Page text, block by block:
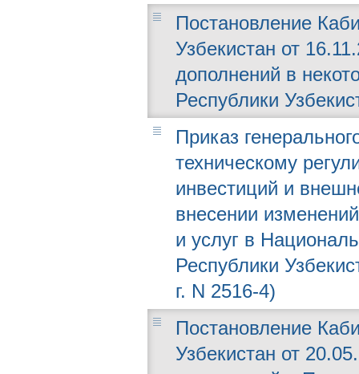
Постановление
Узбекистан от
дополнений в
Республики
Приказ
техническому
инвестиций и
внесении
и услуг в
Республики
г. N 2516-4)
Постановление
Узбекистан от